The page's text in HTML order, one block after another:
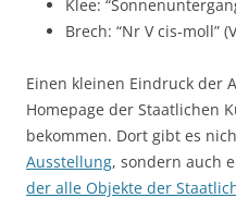
Klee:
Brech: “Nr V cis-moll”
Einen kleinen Eindruck der
Homepage der Staatlichen
bekommen. Dort gibt es
Ausstellung, sondern auch
der alle Objekte der